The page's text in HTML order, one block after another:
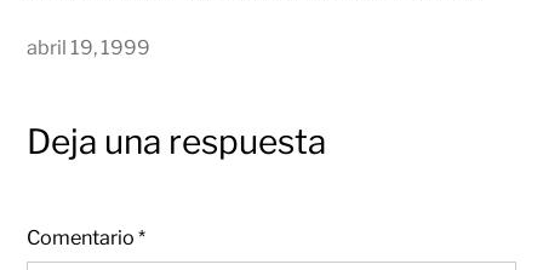
abril 19, 1999
Deja una respuesta
Comentario*